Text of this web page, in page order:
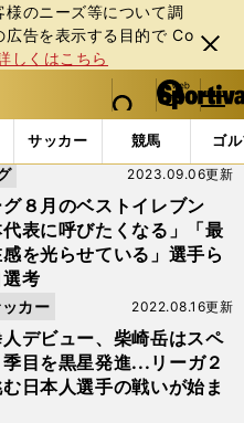
のニーズ等について調
告を表⽰する⽬的で Co
しくはこちら
閉じ
る
web Sportiva (webスポルティーバ)
検索
マイペ
ー
ジ
メニュ
サッカー 競馬 ゴ
・ 情報
グ８月のベストイレブン
代表に呼びたくなる」「最
感を光らせている」選手ら
考
2023.09.06更新
デビュー、柴崎岳はスペ
目を黒星発進...リーガ２
日本人選手の戦いが始ま
2022.08.16更新
カー